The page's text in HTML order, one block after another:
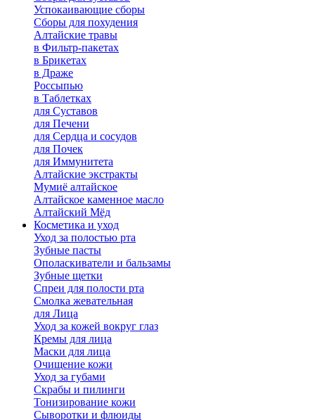
Успокаивающие сборы
Сборы для похудения
Алтайские травы
в Фильтр-пакетах
в Брикетах
в Драже
Россыпью
в Таблетках
для Cуставов
для Печени
для Сердца и сосудов
для Почек
для Иммунитета
Алтайские экстракты
Мумиё алтайское
Алтайское каменное масло
Алтайский Мёд
Косметика и уход
Уход за полостью рта
Зубные пасты
Ополаскиватели и бальзамы
Зубные щетки
Спреи для полости рта
Смолка жевательная
для Лица
Уход за кожей вокруг глаз
Кремы для лица
Маски для лица
Очищение кожи
Уход за губами
Скрабы и пилинги
Тонизирование кожи
Сыворотки и флюиды